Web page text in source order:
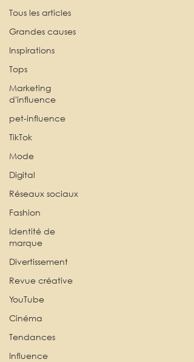
Tous les articles
Grandes causes
Inspirations
Tops
Marketing
d'influence
pet-influence
TikTok
Mode
Digital
Réseaux sociaux
Fashion
Identité de
marque
Divertissement
Revue créative
YouTube
Cinéma
Tendances
Influence